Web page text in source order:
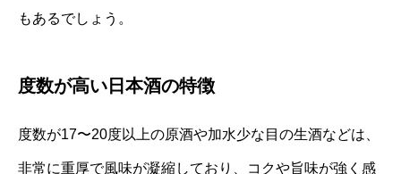
もあるでしょう。
度数が高い日本酒の特徴
度数が17〜20度以上の原酒や加水少な目の生酒などは、
非常に重厚で風味が凝縮しており、コクや旨味が強く感